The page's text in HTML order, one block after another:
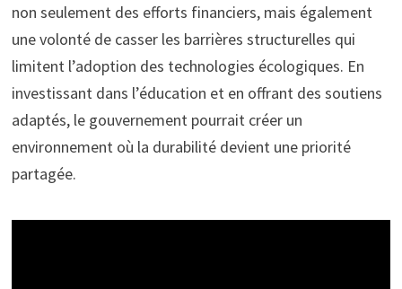
non seulement des efforts financiers, mais également
une volonté de casser les barrières structurelles qui
limitent l’adoption des technologies écologiques. En
investissant dans l’éducation et en offrant des soutiens
adaptés, le gouvernement pourrait créer un
environnement où la durabilité devient une priorité
partagée.